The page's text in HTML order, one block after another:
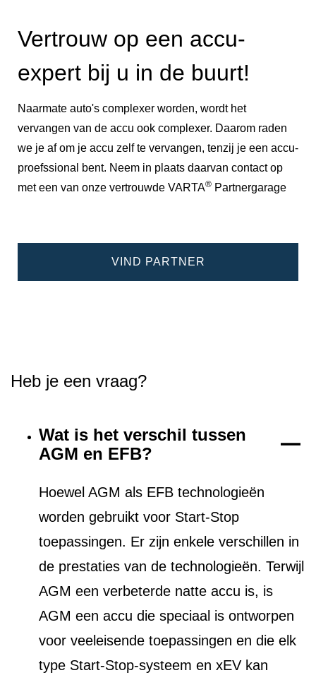
Vertrouw op een accu-
expert bij u in de buurt!
Naarmate auto's complexer worden, wordt het
vervangen van de accu ook complexer. Daarom raden
we je af om je accu zelf te vervangen, tenzij je een accu-
proefssional bent. Neem in plaats daarvan contact op
met een van onze vertrouwde VARTA® Partnergarage
VIND PARTNER
Heb je een vraag?
Wat is het verschil tussen
AGM en EFB?
Hoewel AGM als EFB technologieën
worden gebruikt voor Start-Stop
toepassingen. Er zijn enkele verschillen in
de prestaties van de technologieën. Terwijl
AGM een verbeterde natte accu is, is
AGM een accu die speciaal is ontworpen
voor veeleisende toepassingen en die elk
type Start-Stop-systeem en xEV kan